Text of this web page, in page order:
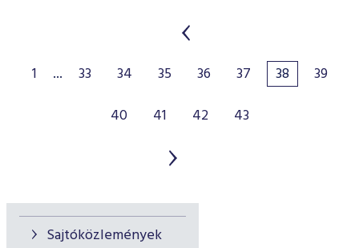
Sajtóközlemények
1 ... 33 34 35 36 37 38
39
40
41 42 43